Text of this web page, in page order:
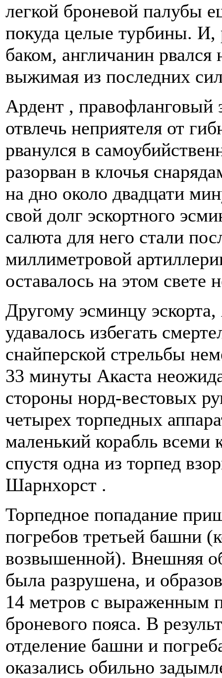
легкой броневой палубы
покуда целые турбины.
баком, англичанин
выжимая из последних
Ардент , правофланговый
отвлечь неприятеля от
рванулся в
разорван в клочья
на дно около двадцати
свой долг эскортного
салюта для него стали
миллиметровой
оставалось на этом свете
Другому эсминцу
удавалось избегать
снайперской стрельбы
33 минуты Акаста
стороны норд-вестовых
четырех торпедных
маленький корабль
спустя одна из торпед
Шарнхорст .
Торпедное попадание
погребов третьей башни
возвышенной). Внешняя
была разрушена, и
14 метров с выраженным
броневого пояса. В
отделение башни и
оказались обильно